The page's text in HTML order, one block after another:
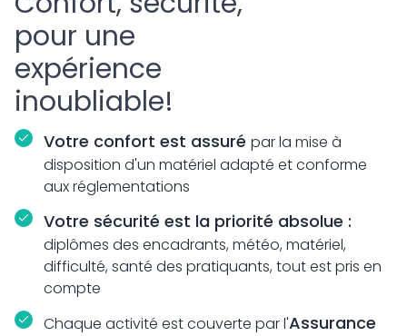
pour une
expérience
inoubliable!
Votre confort est assuré par la mise à
disposition d'un matériel adapté et conforme
aux réglementations
Votre sécurité est la priorité absolue :
diplômes des encadrants, météo, matériel,
difficulté, santé des pratiquants, tout est pris en
compte
Chaque activité est couverte par l'Assurance